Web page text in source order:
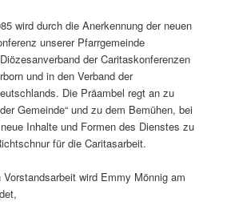
wird durch die Anerkennung der neuen
unserer Pfarrgemeinde
der Caritaskonferenzen
und in den Verband der
Die Präambel regt an zu
Gemeinde“ und zu dem Bemühen, bei
Inhalte und Formen des Dienstes zu
für die Caritasarbeit.
wird Emmy Mönnig am